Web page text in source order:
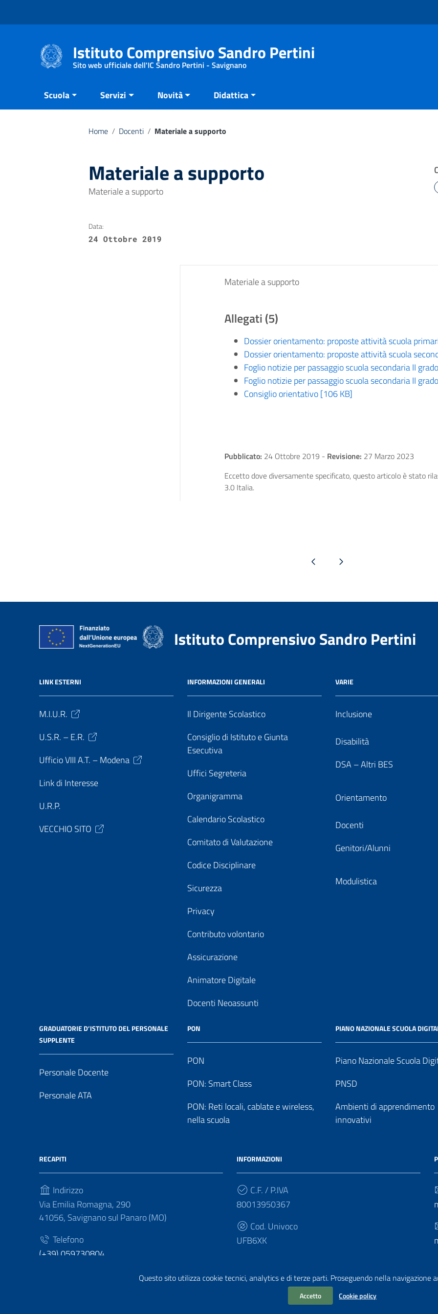
Questo sito utilizza cookie tecnici, analytics e di terze parti. Proseguendo nella navigazione
Accetto Cookie policy
Istituto Comprensivo Sandro Pertini
Sito web ufficiale dell'IC Sandro Pertini - Savignano
Scuola Servizi Novità Didattica
Home / Docenti / Materiale a supporto
Materiale a supporto
Materiale a supporto
Data:
24 Ottobre 2019
Materiale a supporto
Allegati (5)
Dossier orientamento: proposte attività scuola
Dossier orientamento: proposte attività scuola
Foglio notizie per passaggio scuola secondaria II
Foglio notizie per passaggio scuola secondaria II
Consiglio orientativo [106 KB]
Pubblicato: 24 Ottobre 2019 - Revisione: 27 Marzo 2023
Eccetto dove diversamente specificato, questo articolo è stato
3.0 Italia.
Pagina precedentePagina successiva
Istituto Comprensivo Sandro Pertini
LINK ESTERNI
M.I.U.R.
U.S.R. – E.R.
Ufficio VIII A.T. – Modena
Link di Interesse
U.R.P.
VECCHIO SITO
INFORMAZIONI GENERALI
Il Dirigente Scolastico
Consiglio di Istituto e Giunta
Esecutiva
Uffici Segreteria
Organigramma
Calendario Scolastico
Comitato di Valutazione
Codice Disciplinare
Sicurezza
Privacy
Contributo volontario
Assicurazione
Animatore Digitale
Docenti Neoassunti
VARIE
Inclusione
Disabilità
DSA – Altri BES
Orientamento
Docenti
Genitori/Alunni
Modulistica
GRADUATORIE D’ISTITUTO DEL PERSONALE
SUPPLENTE
Personale Docente
Personale ATA
PON
PON
PON: Smart Class
PON: Reti locali, cablate e wireless,
nella scuola
PIANO NAZIONALE SCUOLA
Piano Nazionale Scuola
PNSD
Ambienti di apprendimento
innovativi
RECAPITI
Indirizzo
Via Emilia Romagna, 290
41056, Savignano sul Panaro (MO)
Telefono
(+39) 059730804
INFORMAZIONI
C.F. / P.IVA
80013950367
Cod. Univoco
UFB6XK